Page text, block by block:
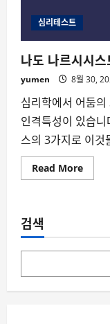
심리테스트
나도 나르시시
yumen 8월 30,
심리학에서 어둠
인격특성이 있습
스의 3가지로 이
Read MoreRead
more
시
스
–
르
검색